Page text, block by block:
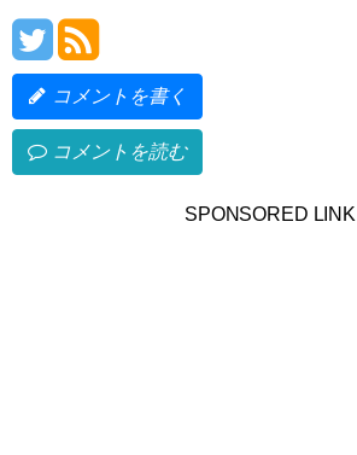
コメントを書く
コメントを読む
SPONSORED LINK